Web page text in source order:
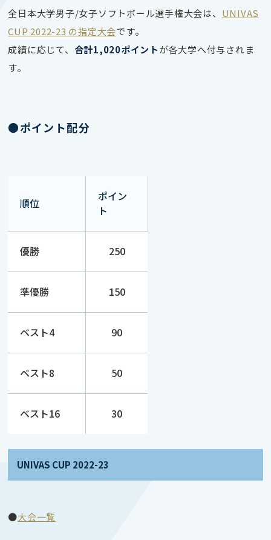
全日本大学男子/女子ソフトボール選手権大会は、 UNIVAS
CUP 2022-23 の指定大会です。
成績に応じて、 合計1,020ポイントが各大学へ付与されま
す。
●ポイント配分
順位
ポイン
ト
優勝 250
準優勝 150
ベスト4 90
ベスト8 50
ベスト16 30
UNIVAS CUP 2022-23
●大会一覧